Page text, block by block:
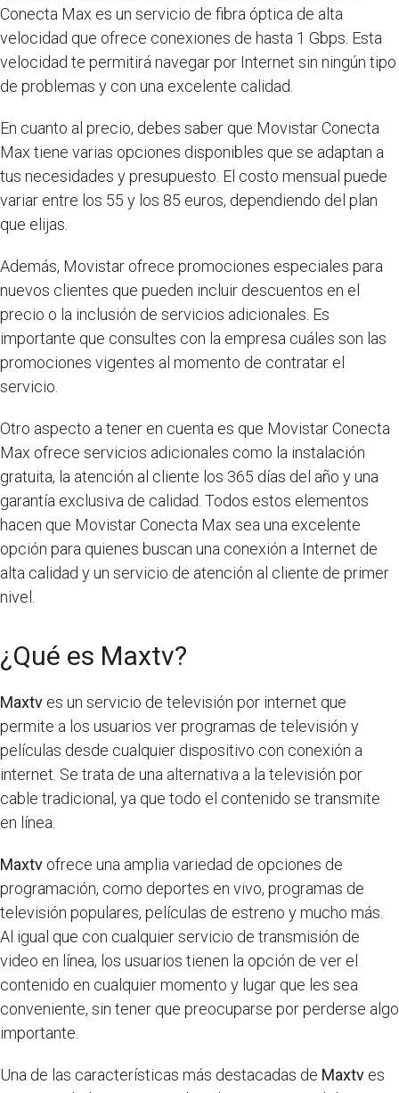
Conecta Max es un servicio de fibra óptica de alta
velocidad que ofrece conexiones de hasta 1 Gbps. Esta
velocidad te permitirá navegar por Internet sin ningún tipo
de problemas y con una excelente calidad.
En cuanto al precio, debes saber que Movistar Conecta
Max tiene varias opciones disponibles que se adaptan a
tus necesidades y presupuesto. El costo mensual puede
variar entre los 55 y los 85 euros, dependiendo del plan
que elijas.
Además, Movistar ofrece promociones especiales para
nuevos clientes que pueden incluir descuentos en el
precio o la inclusión de servicios adicionales. Es
importante que consultes con la empresa cuáles son las
promociones vigentes al momento de contratar el
servicio.
Otro aspecto a tener en cuenta es que Movistar Conecta
Max ofrece servicios adicionales como la instalación
gratuita, la atención al cliente los 365 días del año y una
garantía exclusiva de calidad. Todos estos elementos
hacen que Movistar Conecta Max sea una excelente
opción para quienes buscan una conexión a Internet de
alta calidad y un servicio de atención al cliente de primer
nivel.
¿Qué es Maxtv?
Maxtv es un servicio de televisión por internet que
permite a los usuarios ver programas de televisión y
películas desde cualquier dispositivo con conexión a
internet. Se trata de una alternativa a la televisión por
cable tradicional, ya que todo el contenido se transmite
en línea.
Maxtv ofrece una amplia variedad de opciones de
programación, como deportes en vivo, programas de
televisión populares, películas de estreno y mucho más.
Al igual que con cualquier servicio de transmisión de
video en línea, los usuarios tienen la opción de ver el
contenido en cualquier momento y lugar que les sea
conveniente, sin tener que preocuparse por perderse algo
importante.
Una de las características más destacadas de Maxtv es